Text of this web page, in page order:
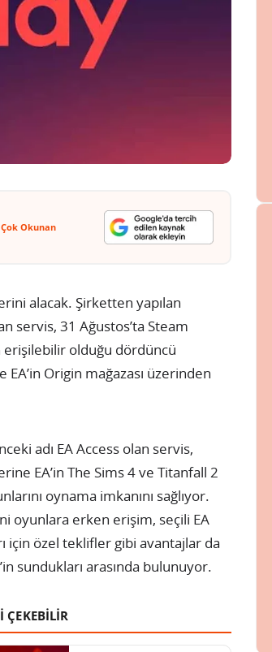
Okunan
alacak. Şirketten yapılan
servis, 31 Ağustos’ta Steam
erişilebilir olduğu dördüncü
EA’in Origin mağazası üzerinden
adı EA Access olan servis,
EA’in The Sims 4 ve Titanfall 2
oynama imkanını sağlıyor.
oyunlara erken erişim, seçili EA
için özel teklifler gibi avantajlar da
sundukları arasında bulunuyor.
ÇEKEBİLİR